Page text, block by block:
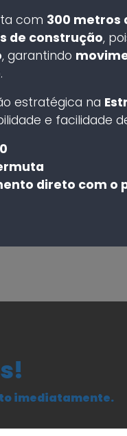
com 300 metros
de construção,
, garantindo
.
estratégica na
e facilidade
direto com o
imediatamente.